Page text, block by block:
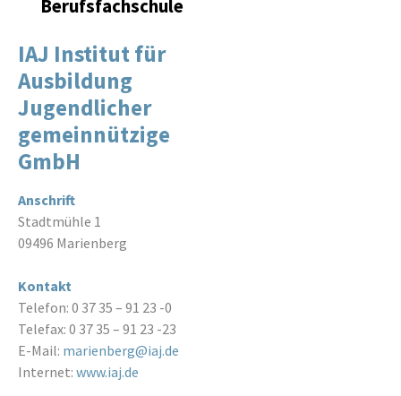
Berufsfachschule
IAJ Institut für
Ausbildung
Jugendlicher
gemeinnützige
GmbH
Anschrift
Stadtmühle 1
09496 Marienberg
Kontakt
Telefon: 0 37 35 – 91 23 -0
Telefax: 0 37 35 – 91 23 -23
E-Mail: marienberg@iaj.de
Internet: www.iaj.de